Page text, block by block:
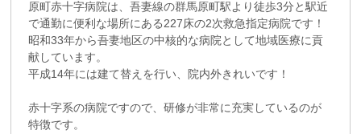
原町赤十字病院は、吾妻線の群馬原町駅より徒歩3分と駅近
で通勤に便利な場所にある227床の2次救急指定病院です！
昭和33年から吾妻地区の中核的な病院として地域医療に貢
献しています。
平成14年には建て替えを行い、院内外きれいです！
赤十字系の病院ですので、研修が非常に充実しているのが
特徴です。